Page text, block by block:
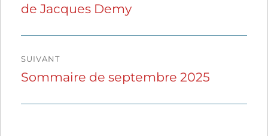
l’article
précédente :
de Jacques Demy
SUIVANT
Publication
Sommaire de septembre 2025